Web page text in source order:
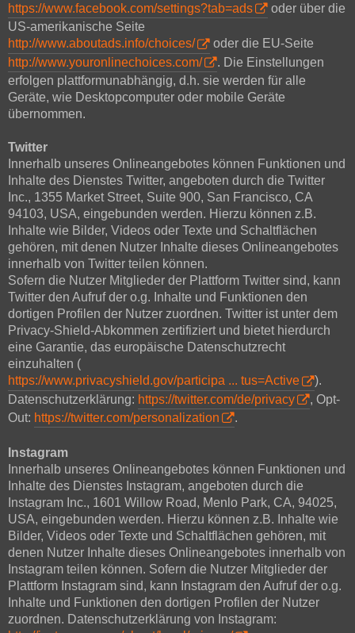
https://www.facebook.com/settings?tab=ads
oder über die
US-amerikanische Seite
http://www.aboutads.info/choices/
oder die EU-Seite
http://www.youronlinechoices.com/
. Die Einstellungen
erfolgen plattformunabhängig, d.h. sie werden für alle
Geräte, wie Desktopcomputer oder mobile Geräte
übernommen.
Twitter
Innerhalb unseres Onlineangebotes können Funktionen und
Inhalte des Dienstes Twitter, angeboten durch die Twitter
Inc., 1355 Market Street, Suite 900, San Francisco, CA
94103, USA, eingebunden werden. Hierzu können z.B.
Inhalte wie Bilder, Videos oder Texte und Schaltflächen
gehören, mit denen Nutzer Inhalte dieses Onlineangebotes
innerhalb von Twitter teilen können.
Sofern die Nutzer Mitglieder der Plattform Twitter sind, kann
Twitter den Aufruf der o.g. Inhalte und Funktionen den
dortigen Profilen der Nutzer zuordnen. Twitter ist unter dem
Privacy-Shield-Abkommen zertifiziert und bietet hierdurch
eine Garantie, das europäische Datenschutzrecht
einzuhalten (
https://www.privacyshield.gov/participa ... tus=Active
).
Datenschutzerklärung: https://twitter.com/de/privacy
, Opt-
Out: https://twitter.com/personalization .
Instagram
Innerhalb unseres Onlineangebotes können Funktionen und
Inhalte des Dienstes Instagram, angeboten durch die
Instagram Inc., 1601 Willow Road, Menlo Park, CA, 94025,
USA, eingebunden werden. Hierzu können z.B. Inhalte wie
Bilder, Videos oder Texte und Schaltflächen gehören, mit
denen Nutzer Inhalte dieses Onlineangebotes innerhalb von
Instagram teilen können. Sofern die Nutzer Mitglieder der
Plattform Instagram sind, kann Instagram den Aufruf der o.g.
Inhalte und Funktionen den dortigen Profilen der Nutzer
zuordnen. Datenschutzerklärung von Instagram: